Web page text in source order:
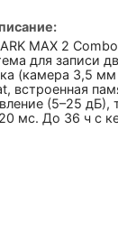
MAX 2
для записи
(камера 3,5 мм
встроенная
(5–25 дБ),
мс. До 36 ч с